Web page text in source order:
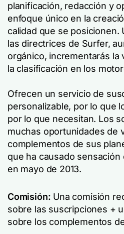
planificación, redacción y
enfoque único en la
calidad que se posicionen.
las directrices de Surfer,
orgánico, incrementarás la
la clasificación en los
Ofrecen un servicio de
personalizable, por lo que
por lo que necesitan. Los
muchas oportunidades de
complementos de sus
que ha causado
en mayo de 2013.
Comisión: Una comisión
sobre las suscripciones +
sobre los complementos